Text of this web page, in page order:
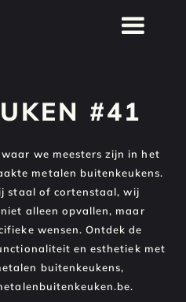
#41
we meesters zijn in het
metalen buitenkeukens.
staal of cortenstaal, wij
alleen opvallen, maar
wensen. Ontdek de
en esthetiek met
buitenkeukens,